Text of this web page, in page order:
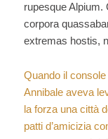
rupesque Alpium.
corpora
extremas hostis,
Quando il
Annibale aveva
la forza una città
patti d’amicizia